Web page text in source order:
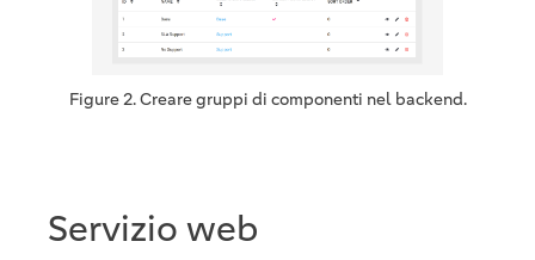
Figure 2. Creare gruppi di componenti nel backend.
Servizio web